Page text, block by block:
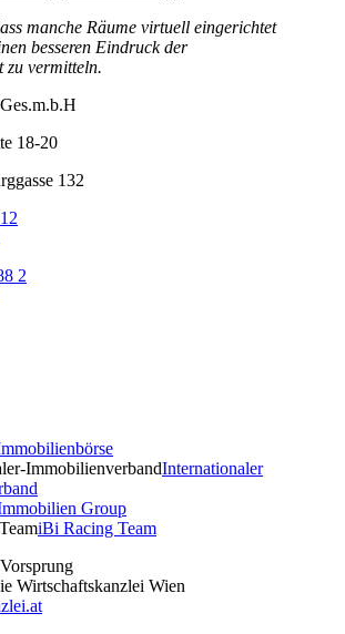
manche Räume virtuell eingerichtet
besseren Eindruck der
zu vermitteln.
18-20
132
2
Internationaler
Group
iBi Racing Team